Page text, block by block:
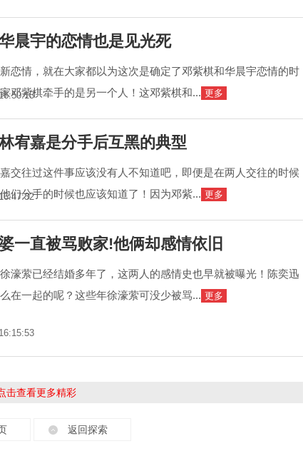
晨宇的恋情也是见光死
恋情，就在大家都以为这次是确定了邓紫棋和华晨宇恋情的时
邓紫棋牵手的是另一个人！这邓紫棋和... 更多
宥嘉是分手后互黑的典型
交往过这件事应该没有人不知道吧，即便是在两人交往的时候
们分手的时候也应该知道了！因为邓紫... 更多
一直被骂败家!他俩却感情依旧
濠萦已经结婚多年了，这两人的感情史也早就被曝光！陈奕迅
在一起的呢？这些年徐濠萦可没少被骂... 更多
击查看更多精彩
返回探索